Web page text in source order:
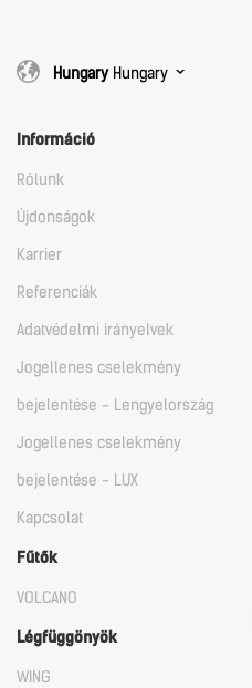
HungaryHungary
Információ
Rólunk
Újdonságok
Karrier
Referenciák
Adatvédelmi irányelvek
Jogellenes cselekmény
bejelentése - Lengyelország
Jogellenes cselekmény
bejelentése - LUX
Kapcsolat
Fűtők
VOLCANO
Légfüggönyök
WING